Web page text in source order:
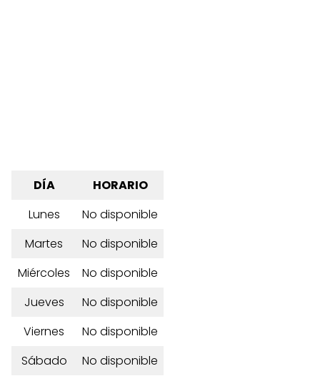
DÍA
HORARIO
Lunes
No disponible
Martes
No disponible
Miércoles
No disponible
Jueves
No disponible
Viernes
No disponible
Sábado
No disponible